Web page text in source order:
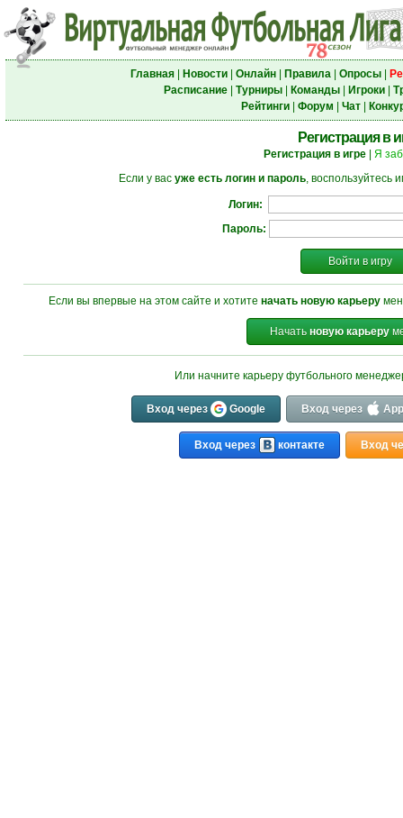
Главная| Новости| Онлайн| Правила| Опросы|
Расписание| Турниры| Команды| Игроки|
Рейтинги| Форум Чат|
Регистрация в
Регистрация в игре| Я
Если у вас уже есть логин и пароль, воспользуйтесь
Логин:
Пароль:
Войти в игру
Если вы впервые на этом сайте и хотите начать новую карьеру
Начать новую карьеру
Или начните карьеру футбольного
Вход через Google Вход через
Вход через контакте Вход